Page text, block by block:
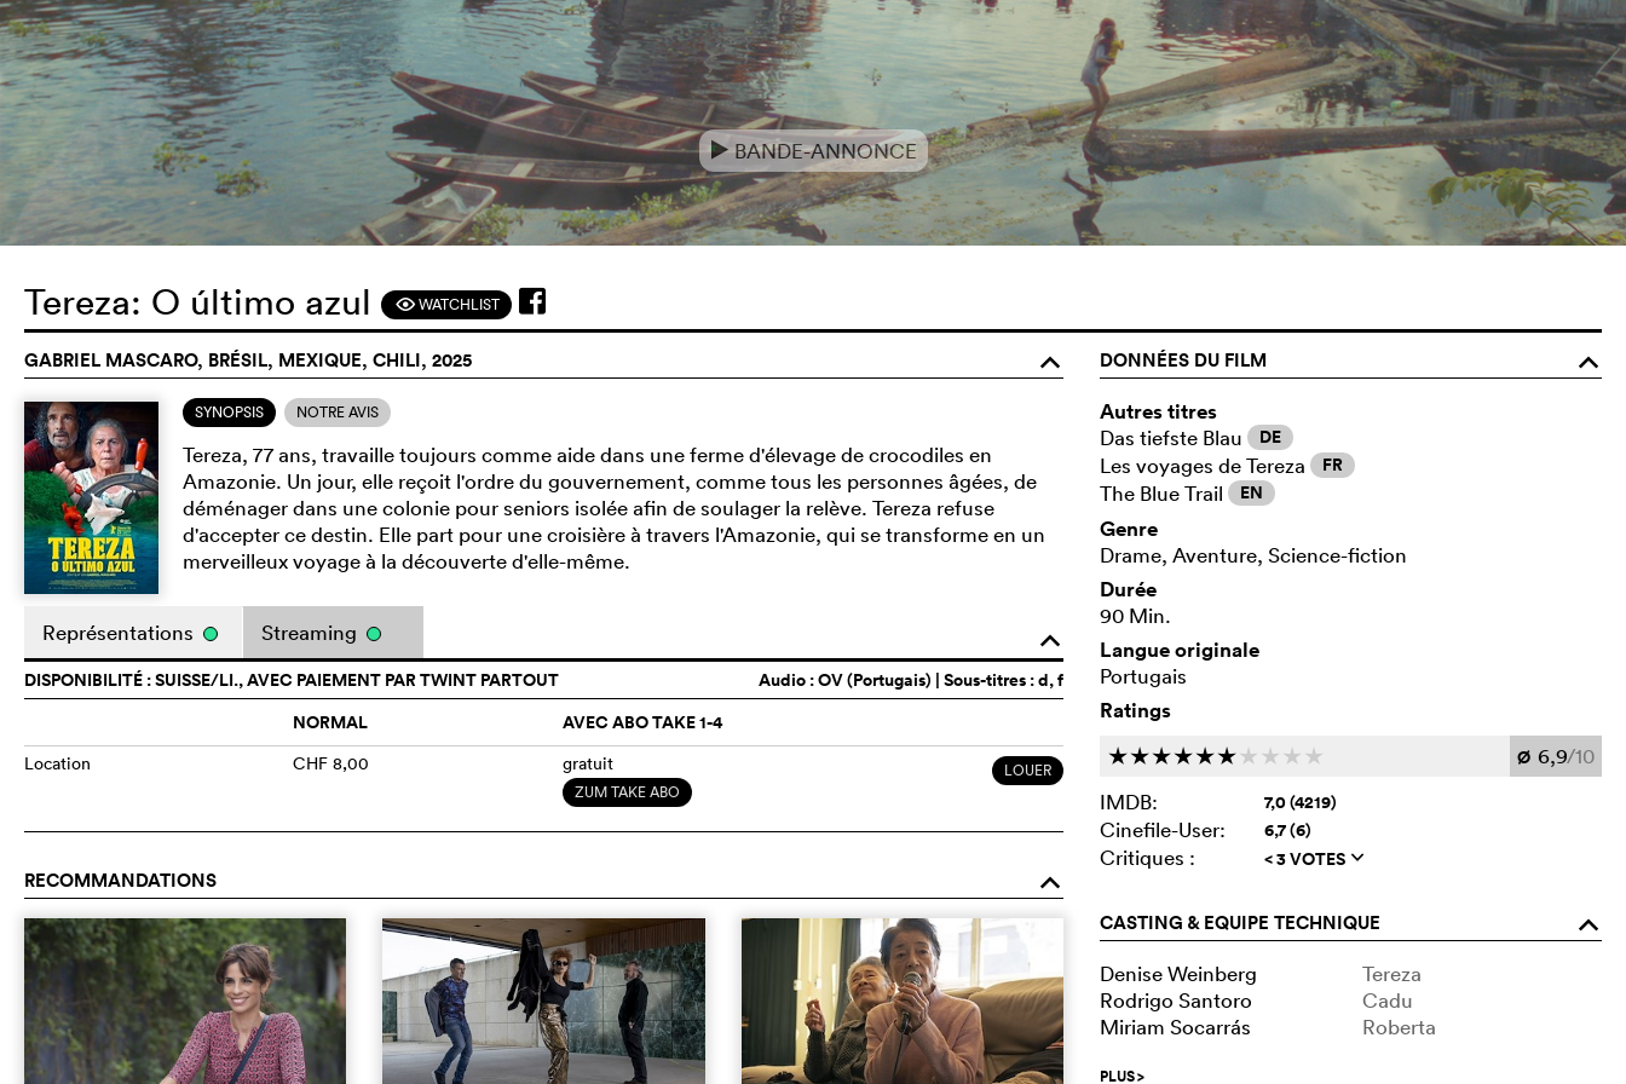
eBANDE-ANNONCE
Tereza: O último azul FWATCHLIST
GABRIEL MASCARO, BRÉSIL, MEXIQUE, CHILI, 2025 o
SYNOPSIS NOTRE AVIS
Tereza, 77 ans, travaille toujours comme aide dans une ferme d'élevage de crocodiles en
Amazonie. Un jour, elle reçoit l'ordre du gouvernement, comme tous les personnes âgées, de
déménager dans une colonie pour seniors isolée afin de soulager la relève. Tereza refuse
d'accepter ce destin. Elle part pour une croisière à travers l'Amazonie, qui se transforme en un
merveilleux voyage à la découverte d'elle-même.
o
Représentations Streaming
Audio :OV (Portugais) | Sous-titres : d, f
DISPONIBILITÉ : SUISSE/LI., AVEC PAIEMENT PAR TWINT PARTOUT
NORMAL
AVEC ABO TAKE 1-4
Location CHF 8,00 gratuit
ZUM TAKE ABO
LOUER
RECOMMANDATIONS o
DONNÉES DU FILM
o
Autres titres
Das tiefste Blau DE
Les voyages de Tereza FR
The Blue Trail EN
Genre
Drame, Aventure, Science-fiction
Durée
90 Min.
Langue originale
Portugais
Ratings
cccccc c c c c Ø 6,9/10
IMDB:
7,0 (4219)
Cinefile-User: 6,7 (6)
Critiques : < 3 VOTES q
CASTING & EQUIPE TECHNIQUE o
Denise Weinberg
Tereza
Rodrigo Santoro
Cadu
Miriam Socarrás
Roberta
PLUS>